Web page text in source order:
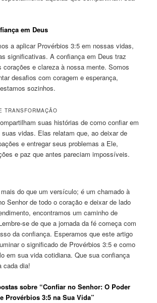
em Deus
a aplicar Provérbios 3:5 em nossas vidas,
significativas. A confiança em Deus traz
corações e clareza à nossa mente. Somos
desafios com coragem e esperança,
sozinhos.
TRANSFORMAÇÃO
suas histórias de como confiar em
suas vidas. Elas relatam que, ao deixar de
e entregar seus problemas a Ele,
e paz que antes pareciam impossíveis.
do que um versículo; é um chamado à
Senhor de todo o coração e deixar de lado
encontramos um caminho de
se de que a jornada da fé começa com
da confiança. Esperamos que este artigo
o significado de Provérbios 3:5 e como
em sua vida cotidiana. Que sua confiança
cada dia!
sobre “Confiar no Senhor: O Poder
Provérbios 3:5 na Sua Vida”